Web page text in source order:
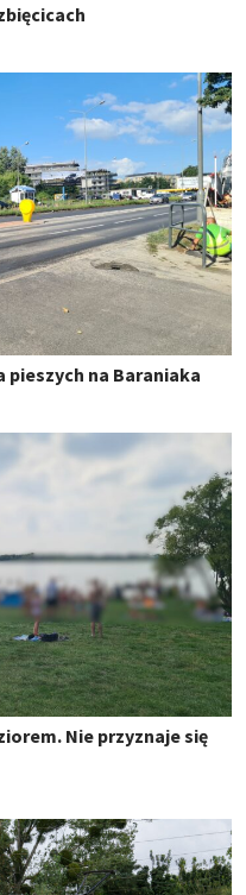
pieszych na Baraniaka
Nie przyznaje się